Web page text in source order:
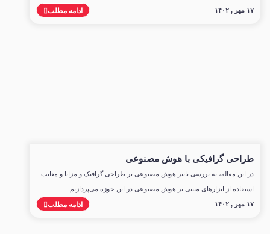
۱۷ مهر , ۱۴۰۲ ادامه مطلب
طراحی گرافیکی با هوش مصنوعی
در این مقاله، به بررسی تاثیر هوش مصنوعی بر طراحی گرافیک و مزایا و معایب
استفاده از ابزارهای مبتنی بر هوش مصنوعی در این حوزه می‌پردازیم.
۱۷ مهر , ۱۴۰۲ ادامه مطلب